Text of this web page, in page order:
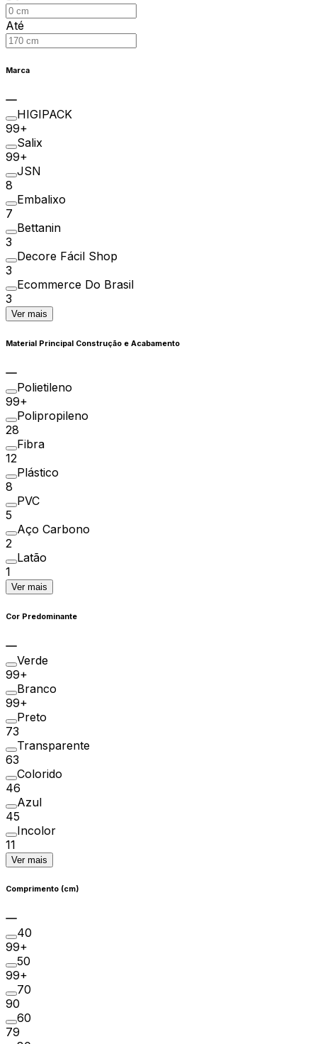
Até
Marca
HIGIPACK
99+
Salix
99+
JSN
8
Embalixo
7
Bettanin
3
Decore Fácil Shop
3
Ecommerce Do Brasil
3
Ver mais
Material Principal Construção e Acabamento
Polietileno
99+
Polipropileno
28
Fibra
12
Plástico
8
PVC
5
Aço Carbono
2
Latão
1
Ver mais
Cor Predominante
Verde
99+
Branco
99+
Preto
73
Transparente
63
Colorido
46
Azul
45
Incolor
11
Ver mais
Comprimento (cm)
40
99+
50
99+
70
90
60
79